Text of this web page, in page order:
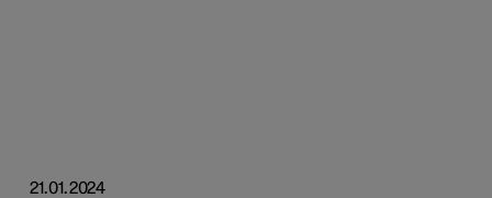
21.01.2024